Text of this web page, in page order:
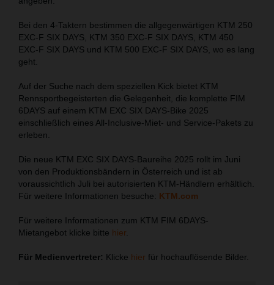
Bei den 4-Taktern bestimmen die allgegenwärtigen KTM 250
EXC-F SIX DAYS, KTM 350 EXC-F SIX DAYS, KTM 450
EXC-F SIX DAYS und KTM 500 EXC-F SIX DAYS, wo es lang
geht.
Auf der Suche nach dem speziellen Kick bietet KTM
Rennsportbegeisterten die Gelegenheit, die komplette FIM
6DAYS auf einem KTM EXC SIX DAYS-Bike 2025
einschließlich eines All-Inclusive-Miet- und Service-Pakets zu
erleben.
Die neue KTM EXC SIX DAYS-Baureihe 2025 rollt im Juni
von den Produktionsbändern in Österreich und ist ab
voraussichtlich Juli bei autorisierten KTM-Händlern erhältlich.
Für weitere Informationen besuche: KTM.com
Für weitere Informationen zum KTM FIM 6DAYS-
Mietangebot klicke bitte hier
Für Medienvertreter: Klicke hier für hochauflösende Bilder.